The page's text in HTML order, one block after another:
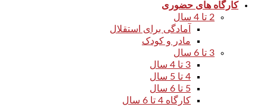
کارگاه های حضوری
2 تا 4 سال
آمادگی برای استقلال
مادر و کودک
3 تا 6 سال
3 تا 4 سال
4 تا 5 سال
5 تا 6 سال
کارگاه 4 تا 6 سال